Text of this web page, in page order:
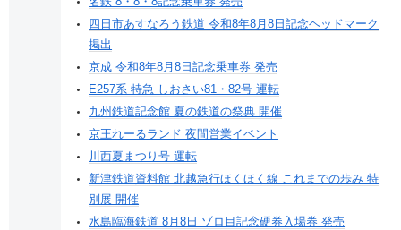
四日市あすなろう鉄道 令和8年8月8日記念ヘッドマーク
掲出
京成 令和8年8月8日記念乗車券 発売
E257系 特急 しおさい81・82号 運転
九州鉄道記念館 夏の鉄道の祭典 開催
京王れーるランド 夜間営業イベント
川西夏まつり号 運転
新津鉄道資料館 北越急行ほくほく線 これまでの歩み 特
別展 開催
水島臨海鉄道 8月8日 ゾロ目記念硬券入場券 発売